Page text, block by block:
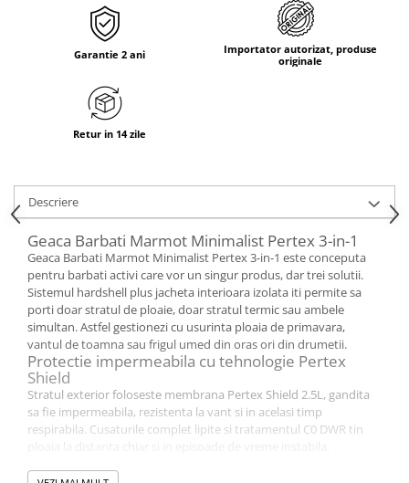
Garantie 2 ani
Importator autorizat, produse
originale
Retur in 14 zile
Descriere
Geaca Barbati Marmot Minimalist Pertex 3-in-1
Geaca Barbati Marmot Minimalist Pertex 3-in-1 este conceputa
pentru barbati activi care vor un singur produs, dar trei solutii.
Sistemul hardshell plus jacheta interioara izolata iti permite sa
porti doar stratul de ploaie, doar stratul termic sau ambele
simultan. Astfel gestionezi cu usurinta ploaia de primavara,
vantul de toamna sau frigul umed din oras ori din drumetii.
Protectie impermeabila cu tehnologie Pertex
Shield
Stratul exterior foloseste membrana Pertex Shield 2.5L, gandita
sa fie impermeabila, rezistenta la vant si in acelasi timp
respirabila. Cusaturile complet lipite si tratamentul C0 DWR tin